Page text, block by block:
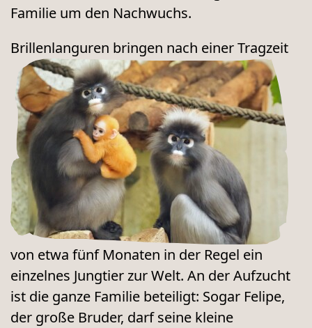
Familie um den Nachwuchs.
Brillenlanguren bringen nach einer Tragzeit
von etwa fünf Monaten in der Regel ein
einzelnes Jungtier zur Welt. An der Aufzucht
ist die ganze Familie beteiligt: Sogar Felipe,
der große Bruder, darf seine kleine